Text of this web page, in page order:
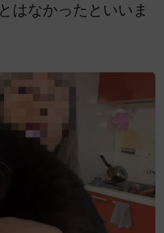
はなかったといいま